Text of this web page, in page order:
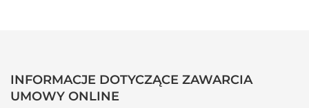
INFORMACJE DOTYCZĄCE ZAWARCIA
UMOWY ONLINE
Rosja